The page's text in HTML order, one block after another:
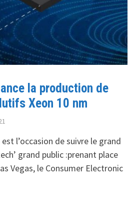
la production de
Xeon 10 nm
l’occasion de suivre le grand
grand public :prenant place
Vegas, le Consumer Electronic